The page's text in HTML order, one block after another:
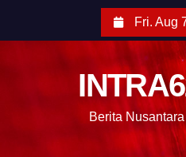
Fri. Aug
Berita